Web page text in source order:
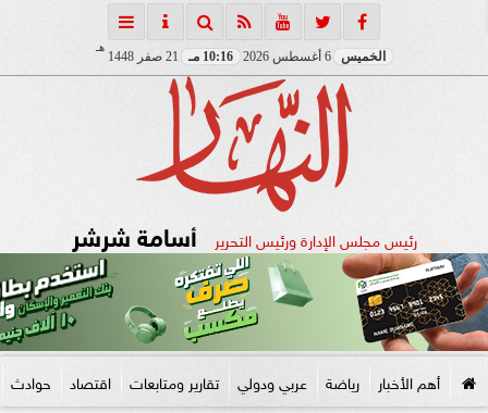
الخميس 10:16 مـ 21 صفر 1448
هـ
رئيس مجلس الإدارة ورئيس التحرير أسامة شرشر
أهم الأخبار رياضة عربي ودولي تقارير ومتابعات اقتصاد حوادث